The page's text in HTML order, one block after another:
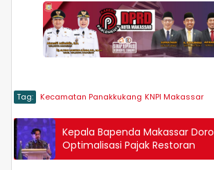
Tag: Kecamatan Panakkukang KNPI Makassar
Kepala Bapenda Makassar
Optimalisasi Pajak Restoran